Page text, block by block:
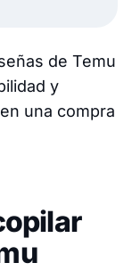
de Temu
y
una compra